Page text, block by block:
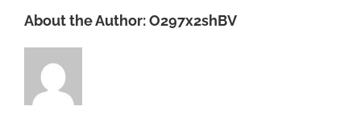
About the Author:O297x2shBV